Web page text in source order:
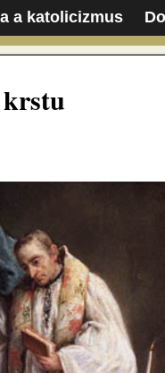
a katolicizmus
krstu